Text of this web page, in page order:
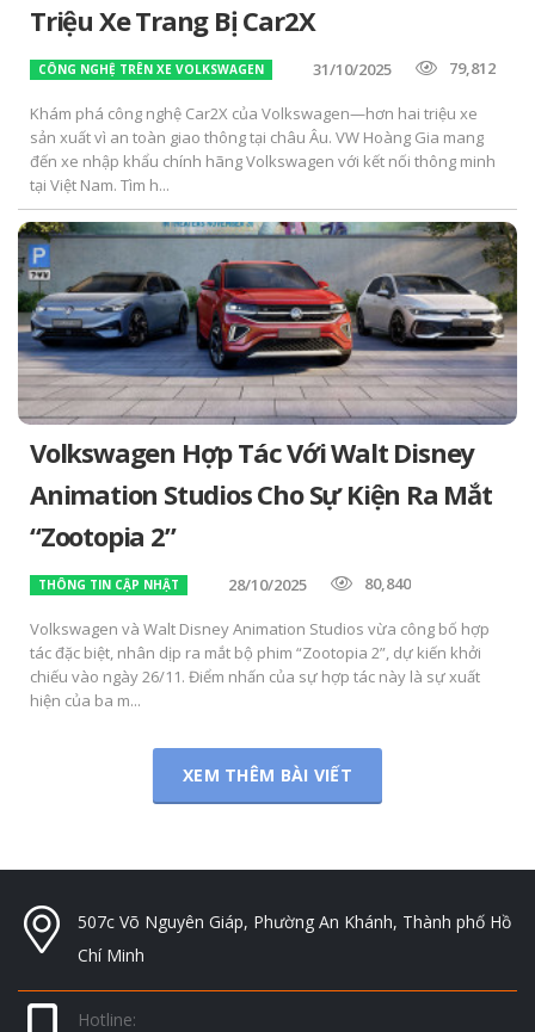
Triệu Xe Trang Bị Car2X
CÔNG NGHỆ TRÊN XE VOLKSWAGEN 31/10/2025 79,812
Khám phá công nghệ Car2X của Volkswagen—hơn hai triệu xe
sản xuất vì an toàn giao thông tại châu Âu. VW Hoàng Gia mang
đến xe nhập khẩu chính hãng Volkswagen với kết nối thông minh
tại Việt Nam. Tìm h...
Volkswagen Hợp Tác Với Walt Disney
Animation Studios Cho Sự Kiện Ra Mắt
“Zootopia 2”
THÔNG TIN CẬP NHẬT 28/10/2025 80,840
Volkswagen và Walt Disney Animation Studios vừa công bố hợp
tác đặc biệt, nhân dịp ra mắt bộ phim “Zootopia 2”, dự kiến khởi
chiếu vào ngày 26/11. Điểm nhấn của sự hợp tác này là sự xuất
hiện của ba m...
XEM THÊM BÀI VIẾT
507c Võ Nguyên Giáp, Phường An Khánh, Thành phố Hồ
Chí Minh
Hotline: